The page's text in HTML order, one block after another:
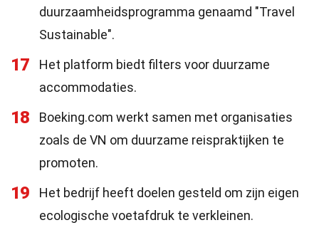
duurzaamheidsprogramma genaamd "Travel
Sustainable".
17
Het platform biedt filters voor duurzame
accommodaties.
18
Boeking.com werkt samen met organisaties
zoals de VN om duurzame reispraktijken te
promoten.
19
Het bedrijf heeft doelen gesteld om zijn eigen
ecologische voetafdruk te verkleinen.